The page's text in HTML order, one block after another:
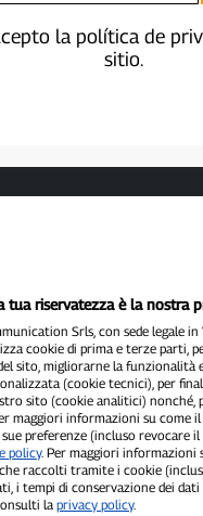
la política de
sitio.
P300.it es un periódico
registro 1/2021 del 1/2/2021
y editor:66communication Srls
Alessandro Secchi-
Política de privacidad-Política
sucedió, lo
Copyright © P300.it 2012-
tua riservatezza è la nostra
Srls, con sede legale
cookie di prima e terze parti,
sito, migliorarne la funzionalità
(cookie tecnici), per
sito (cookie analitici) nonché,
maggiori informazioni su come
preferenze (incluso revocare il
policy. Per maggiori
raccolti tramite i cookie
i tempi di conservazione dei dati
la privacy policy.